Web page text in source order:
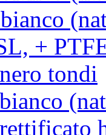
+
tondi